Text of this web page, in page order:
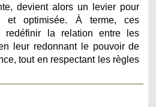
devient alors un levier pour
et optimisée. À terme, ces
redéfinir la relation entre les
leur redonnant le pouvoir de
tout en respectant les règles